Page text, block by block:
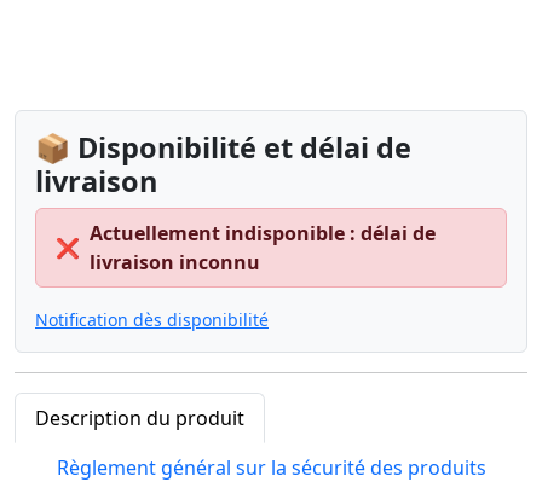
📦 Disponibilité et délai de
livraison
❌
Actuellement indisponible : délai de
livraison inconnu
Notification dès disponibilité
Description du produit
Règlement général sur la sécurité des produits